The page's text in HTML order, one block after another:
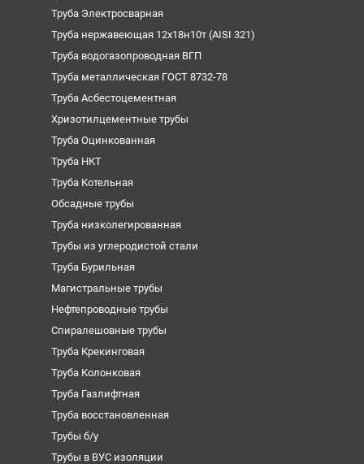
Труба Электросварная
Труба нержавеющая 12х18н10т (AISI 321)
Труба водогазопроводная ВГП
Труба металлическая ГОСТ 8732-78
Труба Асбестоцементная
Хризотилцементные трубы
Труба Оцинкованная
Труба НКТ
Труба Котельная
Обсадные трубы
Труба низколегированная
Трубы из углеродистой стали
Труба Бурильная
Магистральные трубы
Нефтепроводные трубы
Спиралешовные трубы
Труба Крекинговая
Труба Колонковая
Труба Газлифтная
Труба восстановленная
Трубы б/у
Трубы в ВУС изоляции